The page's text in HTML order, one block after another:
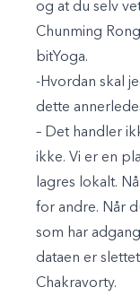
og at du selv
Chunming
bitYoga.
-Hvordan skal
dette
– Det handler
ikke. Vi er en
lagres lokalt.
for andre. Når
som har
dataen er
Chakravorty.